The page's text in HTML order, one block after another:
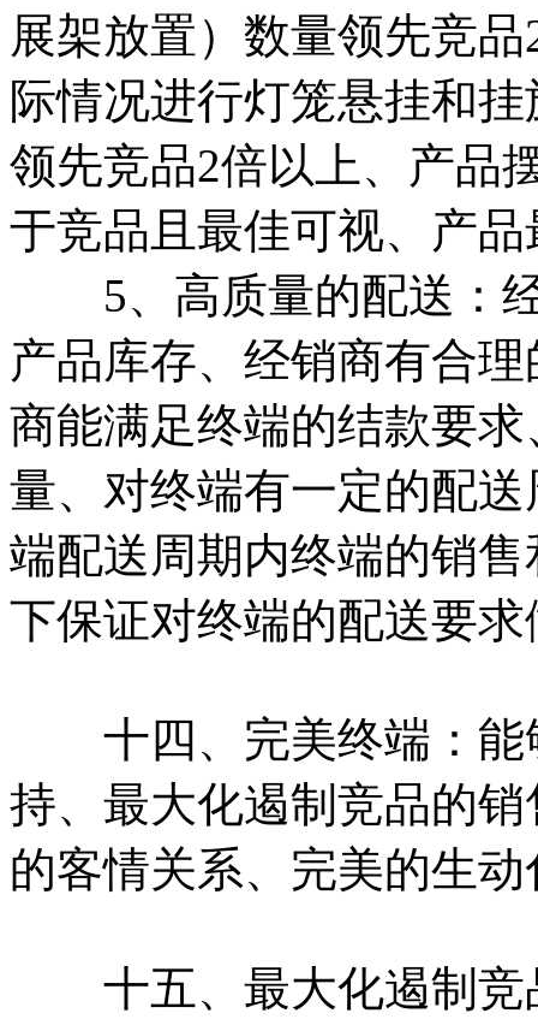
展架放置）数量领先竞
际情况进行灯笼悬挂和
领先竞品2倍以上、产品
于竞品且最佳可视、产
5、高质量的配送：经
产品库存、经销商有合
商能满足终端的结款要
量、对终端有一定的配
端配送周期内终端的销
下保证对终端的配送要
十四、完美终端：能
持、最大化遏制竞品的
的客情关系、完美的生
十五、最大化遏制竞